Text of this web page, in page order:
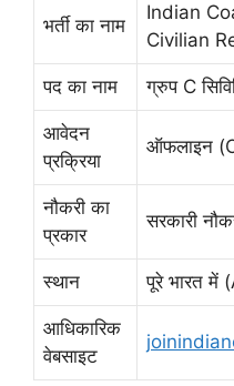
भर्ती का नाम
Indian
Civilian
पद का नाम ग्रुप C
आवेदन
प्रक्रिया
ऑफलाइन
नौकरी का
प्रकार
सरकारी
स्थान पूरे भारत में
आधिकारिक
वेबसाइट